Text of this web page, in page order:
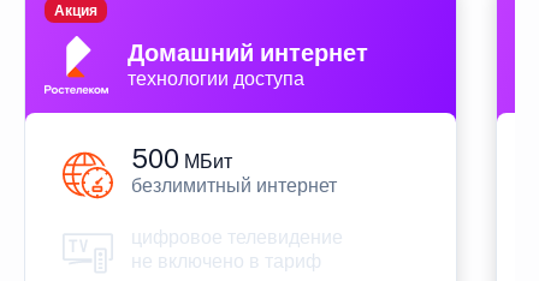
Домашний интернет
технологии доступа
Акция
500 МБит
безлимитный интернет
цифровое телевидение
не включено в тариф